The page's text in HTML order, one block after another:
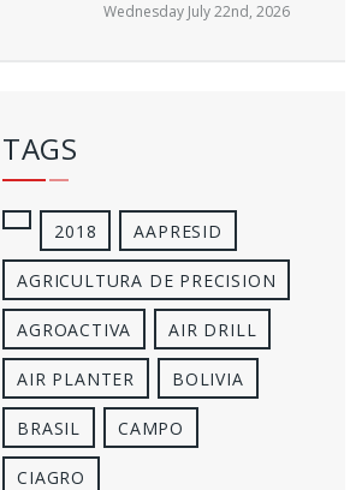
Wednesday July 22nd, 2026
TAGS
2018 AAPRESID
AGRICULTURA DE PRECISION
AGROACTIVA AIR DRILL
AIR PLANTER BOLIVIA
BRASIL CAMPO
CIAGRO